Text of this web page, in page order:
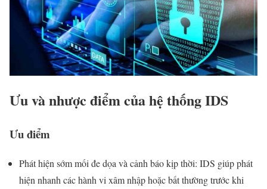
Ưu và nhược điểm của hệ thống IDS
Ưu điểm
Phát hiện sớm mối đe dọa và cảnh báo kịp thời: IDS giúp phát
hiện nhanh các hành vi xâm nhập hoặc bất thường trước khi